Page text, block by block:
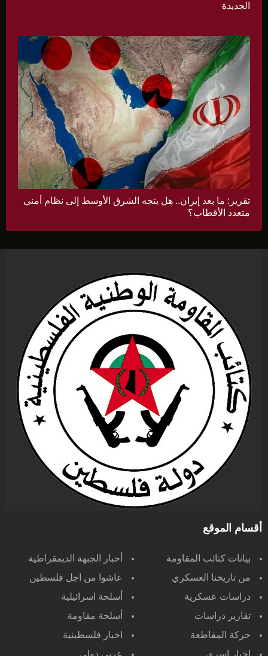
الجديدة
تقرير: ما بعد إيران.. هل يتجه الشرق الأوسط إلى نظام أمني
متعدد الأقطاب؟
أقسام الموقع
بيانات كتائب المقاومة
أخبار الجبهة الديمقراطية
من تاريخنا العسكري
عاشوا من اجل فلسطين
دراسات عسكرية
أسلحة اسرائيلية
تقارير دراسات
أسلحة مقاومة
حركة المقاطعة
اخبار فلسطينية
اخبار اسرى
عربي دولي